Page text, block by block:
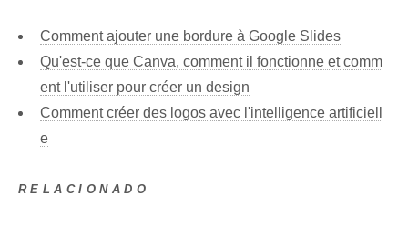
Comment ajouter une bordure à Google Slides
Qu'est-ce que Canva, comment il fonctionne et comm
ent l'utiliser pour créer un design
Comment créer des logos avec l'intelligence artificiell
e
RELACIONADO